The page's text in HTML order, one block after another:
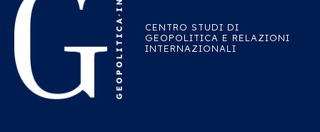
CENTRO STUDI DI
GEOPOLITICA E RELAZIONI
INTERNAZIONALI